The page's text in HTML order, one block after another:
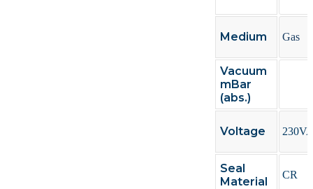
Medium Gas
Vacuum
mBar
(abs.)
Voltage
Seal
Material
CR